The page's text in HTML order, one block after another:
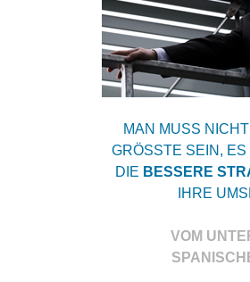
MAN MUSS
GRÖSSTE SEIN, ES
DIE BESSERE
IHRE
VOM